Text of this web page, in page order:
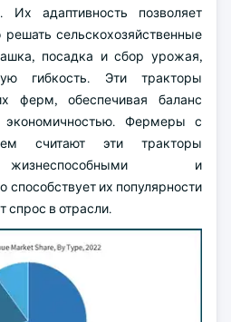
Их адаптивность позволяет
сельскохозяйственные
посадка и сбор урожая,
гибкость. Эти тракторы
ферм, обеспечивая баланс
Фермеры с
считают эти тракторы
и
способствует их популярности
спрос в отрасли.